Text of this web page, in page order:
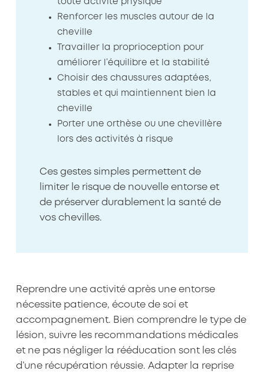
toute activité physique
Renforcer les muscles autour de la
cheville
Travailler la proprioception pour
améliorer l’équilibre et la stabilité
Choisir des chaussures adaptées,
stables et qui maintiennent bien la
cheville
Porter une orthèse ou une chevillère
lors des activités à risque
Ces gestes simples permettent de
limiter le risque de nouvelle entorse et
de préserver durablement la santé de
vos chevilles.
Reprendre une activité après une entorse
nécessite patience, écoute de soi et
accompagnement. Bien comprendre le type de
lésion, suivre les recommandations médicales
et ne pas négliger la rééducation sont les clés
d’une récupération réussie. Adapter la reprise